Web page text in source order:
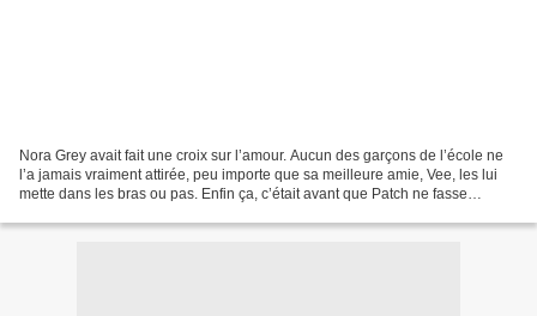
Nora Grey avait fait une croix sur l’amour. Aucun des garçons de l’école ne
l’a jamais vraiment attirée, peu importe que sa meilleure amie, Vee, les lui
mette dans les bras ou pas. Enfin ça, c’était avant que Patch ne fasse